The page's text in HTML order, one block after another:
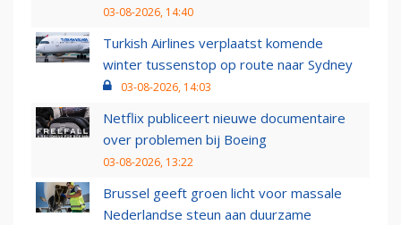
03-08-2026, 14:40
Turkish Airlines verplaatst komende
winter tussenstop op route naar Sydney
03-08-2026, 14:03
Netflix publiceert nieuwe documentaire
over problemen bij Boeing
03-08-2026, 13:22
Brussel geeft groen licht voor massale
Nederlandse steun aan duurzame